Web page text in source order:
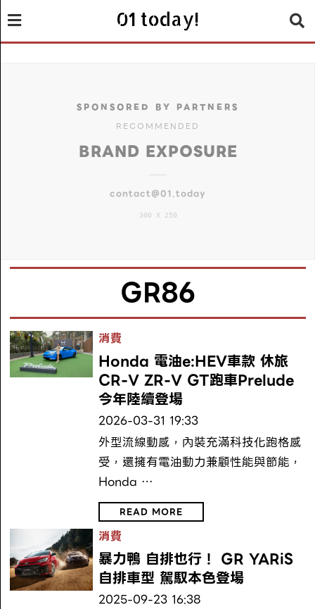
01 today!
SPONSORED BY PARTNERS
RECOMMENDED
BRAND EXPOSURE
contact@01.today
300 X 250
GR86
消費
Honda 電油e:HEV車款 休旅
CR-V ZR-V GT跑車Prelude
今年陸續登場
2026-03-31 19:33
外型流線動感，內裝充滿科技化跑格感
受，還擁有電油動力兼顧性能與節能，
Honda …
READ MORE
消費
暴力鴨 自排也行！ GR YARiS
自排車型 駕馭本色登場
2025-09-23 16:38